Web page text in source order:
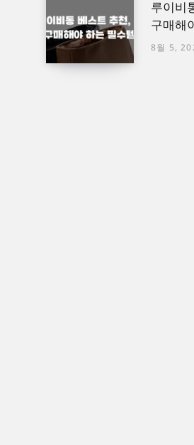
루이비
구매해
8월 5,